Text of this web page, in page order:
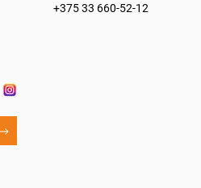
+375 33 660-52-12